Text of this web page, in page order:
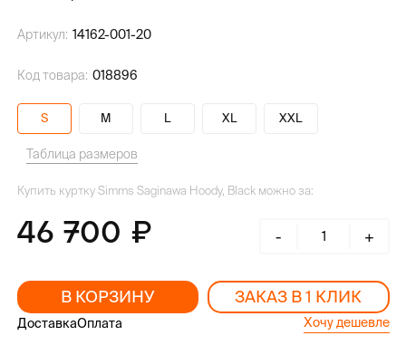
Артикул: 14162-001-20
Код товара: 018896
S M L XL XXL
Таблица размеров
Купить куртку Simms Saginawa Hoody, Black можно за:
46 700 - +
В КОРЗИНУ ЗАКАЗ В 1 КЛИК
ДоставкаОплата Хочу дешевле